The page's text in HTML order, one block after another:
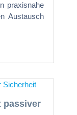
praxisnahe
Austausch
passiver